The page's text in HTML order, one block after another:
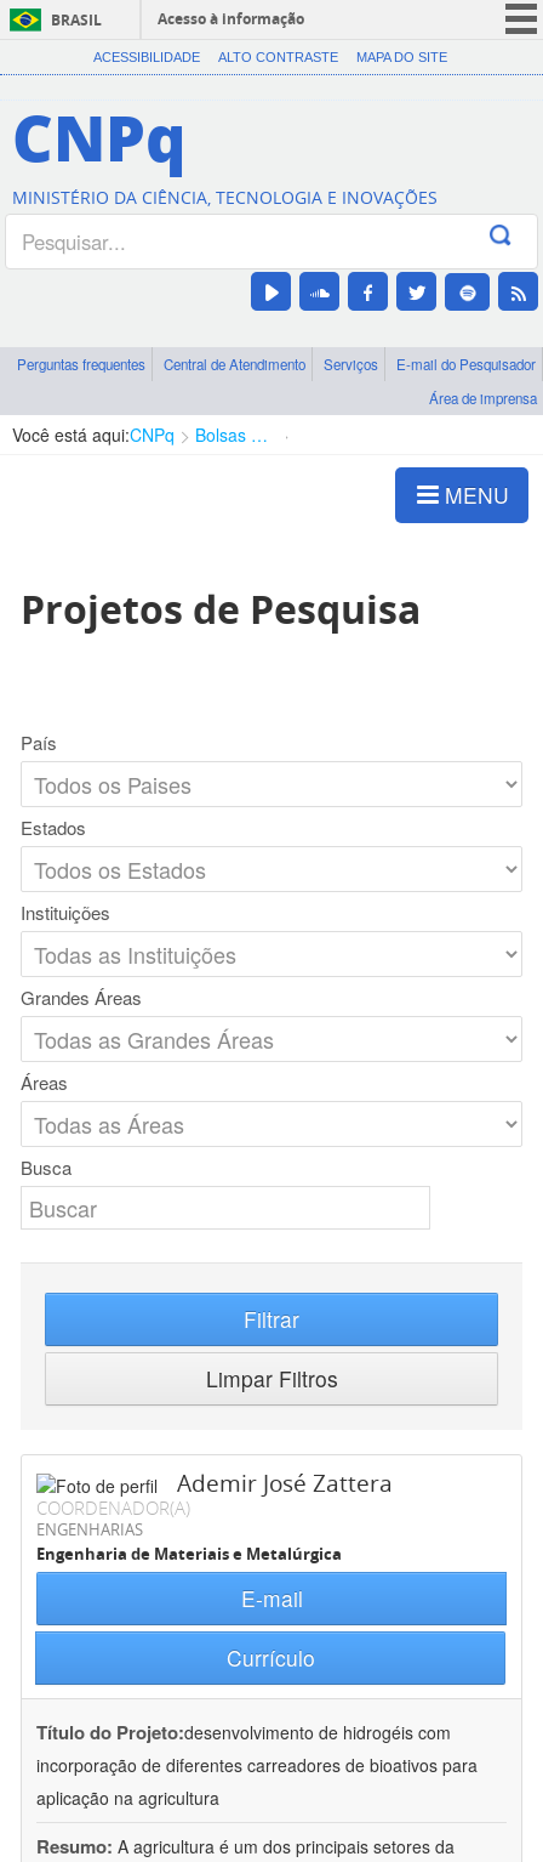
BRASIL
Acesso à informação
CORONAVÍRUS (COVID-19)
Canais
ACESSIBILIDADE ALTO CONTRASTE MAPA DO SITE
CNPq
MINISTÉRIO DA CIÊNCIA, TECNOLOGIA E INOVAÇÕES
Perguntas frequentes Central de Atendimento Serviços
E-mail do Pesquisador
Área de imprensa
Você está aqui:CNPq Bolsas e Auxílios Vigentes
MENU
Projetos de Pesquisa
País
Estados
Instituições
Grandes Áreas
Áreas
Busca
Filtrar
Limpar Filtros
Ademir José Zattera
COORDENADOR(A)
ENGENHARIAS
Engenharia de Materiais e Metalúrgica
E-mail
Currículo
Título do Projeto:desenvolvimento de hidrogéis com
incorporação de diferentes carreadores de bioativos para
aplicação na agricultura
Resumo: A agricultura é um dos principais setores da